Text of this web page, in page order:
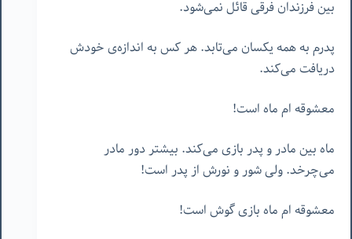
بین فرزندان فرقی قائل نمی‌شود.
پدرم به همه یکسان می‌تابد. هر کس به اندازه‌ی خودش
دریافت می‌کند.
معشوقه ام ماه است!
ماه بین مادر و پدر بازی می‌کند. بیشتر دور مادر
می‌چرخد. ولی شور و نورش از پدر است!
معشوقه ام ماه بازی گوش است!